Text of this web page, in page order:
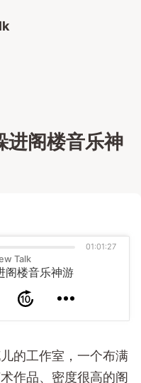
进阁楼音乐神
Talk
阁楼音乐神游
01:01:27
的工作室，一个布满
作品、密度很高的阁